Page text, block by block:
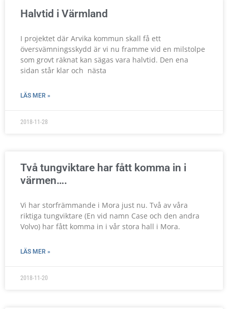
Halvtid i Värmland
I projektet där Arvika kommun skall få ett
översvämningsskydd är vi nu framme vid en milstolpe
som grovt räknat kan sägas vara halvtid. Den ena
sidan står klar och nästa
LÄS MER »
2018-11-28
Två tungviktare har fått komma in i
värmen….
Vi har storfrämmande i Mora just nu. Två av våra
riktiga tungviktare (En vid namn Case och den andra
Volvo) har fått komma in i vår stora hall i Mora.
LÄS MER »
2018-11-20